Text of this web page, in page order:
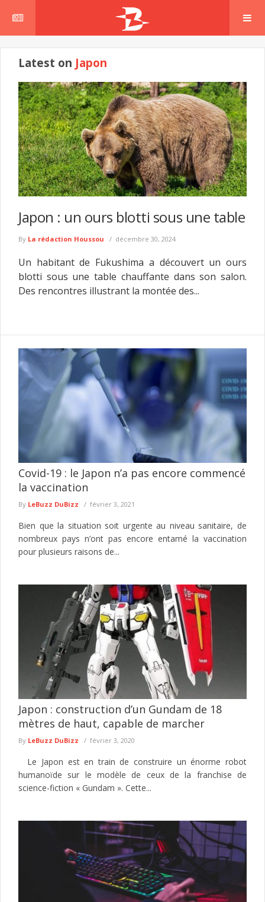
Latest on Japon
Japon : un ours blotti sous une table
By La rédaction Houssou décembre 30, 2024
Un habitant de Fukushima a découvert un ours
blotti sous une table chauffante dans son salon.
Des rencontres illustrant la montée des...
Covid-19 : le Japon n’a pas encore commencé
la vaccination
By LeBuzz DuBizz février 3, 2021
Bien que la situation soit urgente au niveau sanitaire, de
nombreux pays n’ont pas encore entamé la vaccination
pour plusieurs raisons de...
Japon : construction d’un Gundam de 18
mètres de haut, capable de marcher
By LeBuzz DuBizz février 3, 2020
Le Japon est en train de construire un énorme robot
humanoïde sur le modèle de ceux de la franchise de
science-fiction « Gundam ». Cette...